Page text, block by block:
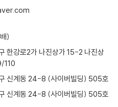
)
한강로2가 나진상가 15-2 나진상
110
신계동 24-8 (사이버빌딩) 505호
신계동 24-8 (사이버빌딩) 505호